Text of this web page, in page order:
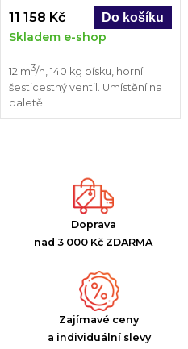
11 158 Kč
Skladem e-shop
12 m3/h, 140 kg písku, horní
šesticestný ventil. Umístění na
paletě.
Doprava
nad 3 000 Kč ZDARMA
Zajímavé ceny
a individuální slevy